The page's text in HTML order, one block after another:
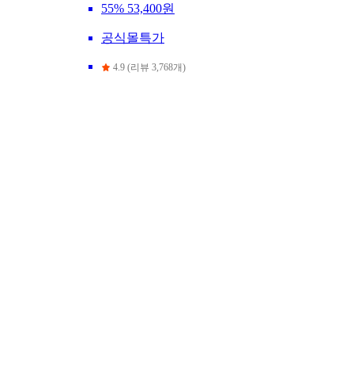
55% 53,400원
공식몰특가
4.9 (리뷰 3,768개)